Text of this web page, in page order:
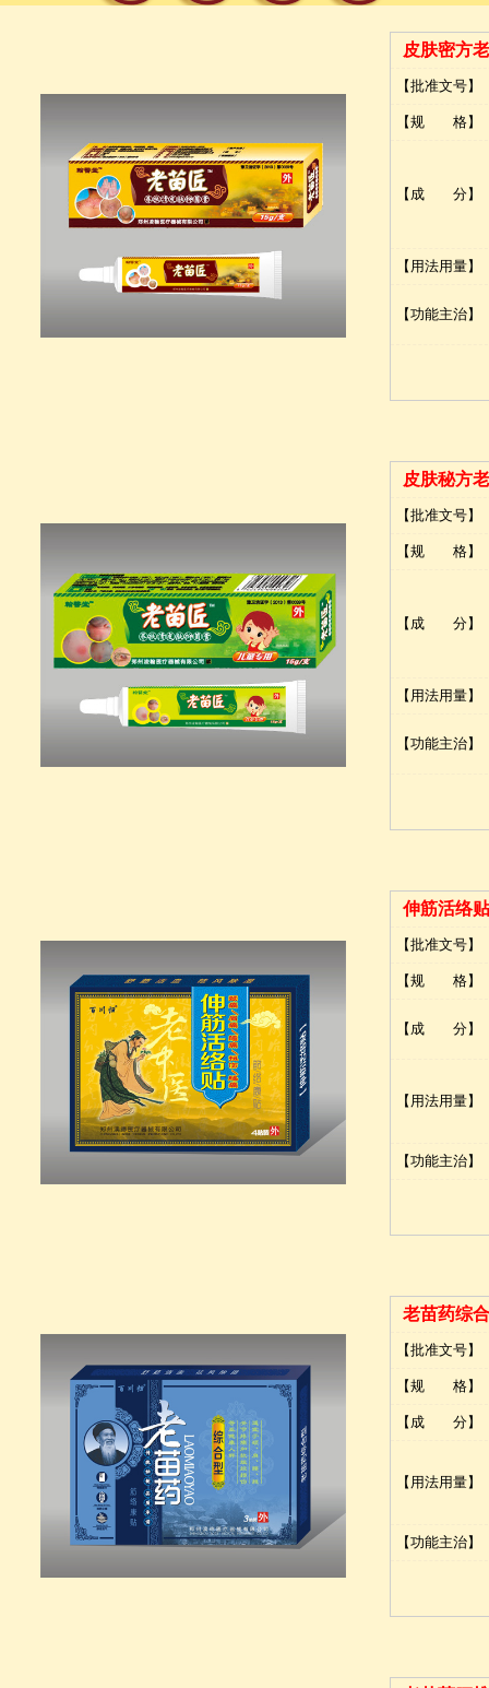
皮肤密方
【批准文号】
【规 格】
【成 分】
【用法用量】
【功能主治】
皮肤秘方
【批准文号】
【规 格】
【成 分】
【用法用量】
【功能主治】
伸筋活络
【批准文号】
【规 格】
【成 分】
【用法用量】
【功能主治】
老苗药综
【批准文号】
【规 格】
【成 分】
【用法用量】
【功能主治】